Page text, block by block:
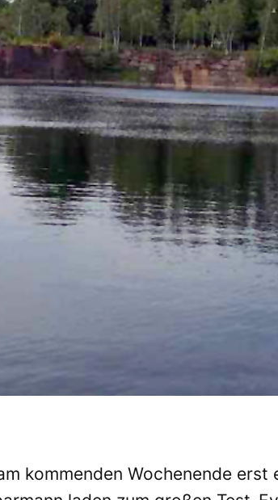
kommenden Wochenende erst